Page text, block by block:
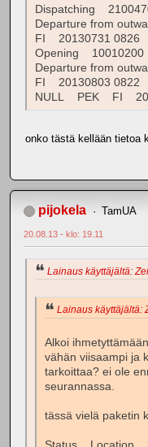
Dispatching
Departure from
FI 20130731 0826
Opening
Departure from
FI 20130803 0822
NULL PEK FI
onko tästä kellään tietoa
pijokela TamUA
20.08.13 - klo: 19.11
Lainaus käyttäjältä:
Lainaus käyttäjältä:
Alkoi
vähän viisaampi ja
tarkoittaa? ei ole
seurannassa.
tässä vielä paketin